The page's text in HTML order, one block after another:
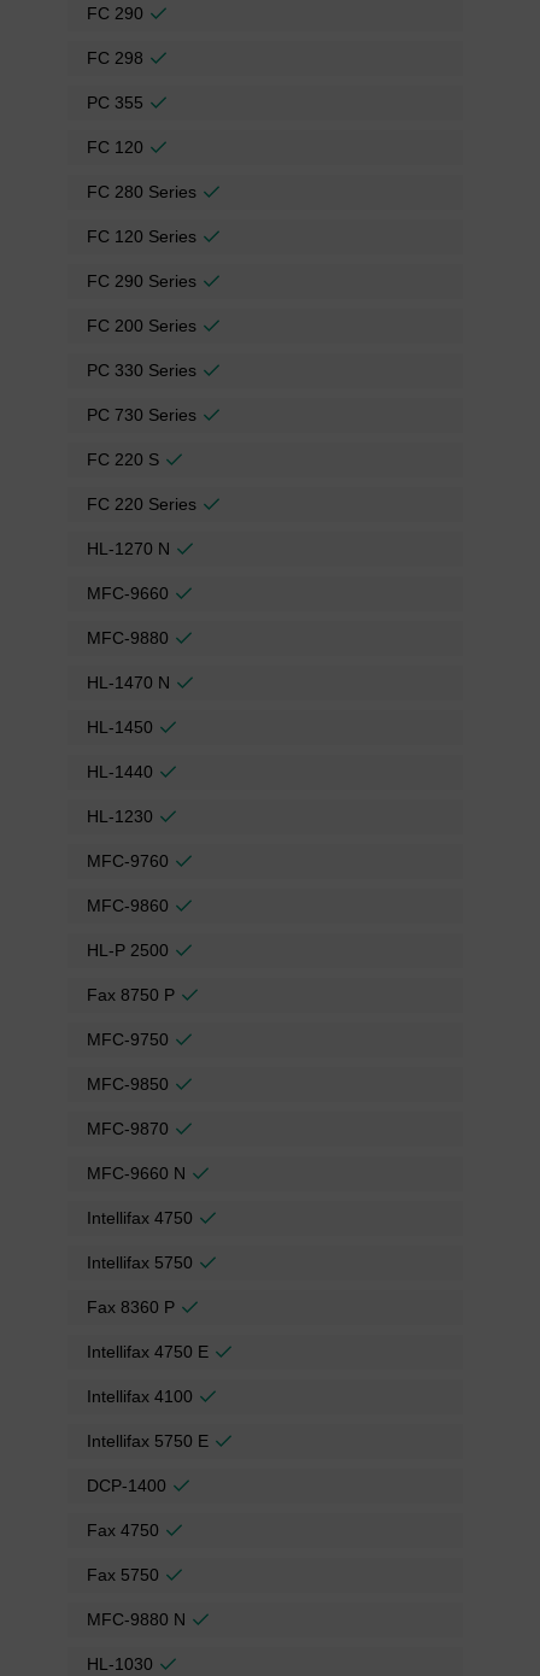
FC 290
FC 298
PC 355
FC 120
FC 280 Series
FC 120 Series
FC 290 Series
FC 200 Series
PC 330 Series
PC 730 Series
FC 220 S
FC 220 Series
HL-1270 N
MFC-9660
MFC-9880
HL-1470 N
HL-1450
HL-1440
HL-1230
MFC-9760
MFC-9860
HL-P 2500
Fax 8750 P
MFC-9750
MFC-9850
MFC-9870
MFC-9660 N
Intellifax 4750
Intellifax 5750
Fax 8360 P
Intellifax 4750 E
Intellifax 4100
Intellifax 5750 E
DCP-1400
Fax 4750
Fax 5750
MFC-9880 N
HL-1030